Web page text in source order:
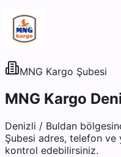
MNG Kargo Şubesi
MNG Kargo
Denizli / Buldan
Şubesi adres, telefon
kontrol edebilirsiniz.